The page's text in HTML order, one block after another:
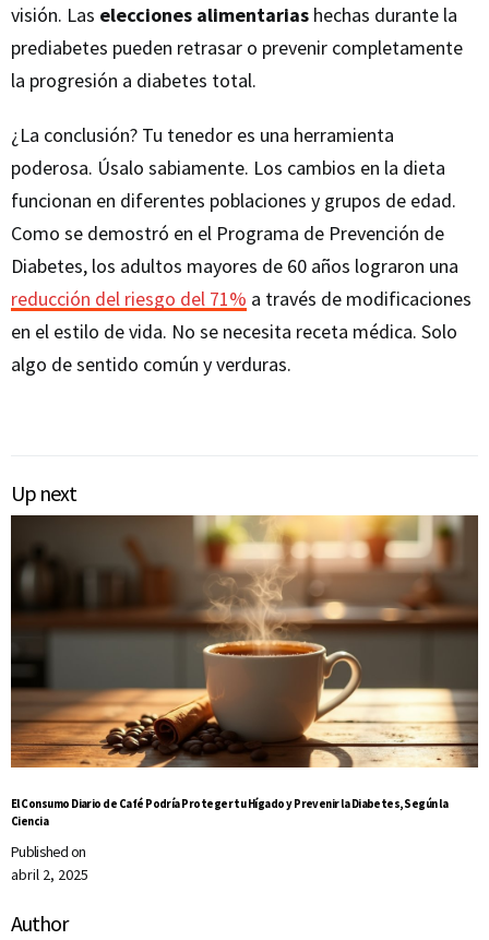
Up next
El Consumo Diario de Café Podría Proteger tu Hígado y Prevenir la Diabetes, Según la
Ciencia
Published on
abril 2, 2025
Author
visión. Las elecciones alimentarias hechas durante la
prediabetes pueden retrasar o prevenir completamente
la progresión a diabetes total.
¿La conclusión? Tu tenedor es una herramienta
poderosa. Úsalo sabiamente. Los cambios en la dieta
funcionan en diferentes poblaciones y grupos de edad.
Como se demostró en el Programa de Prevención de
Diabetes, los adultos mayores de 60 años lograron una
reducción del riesgo del 71% a través de modificaciones
en el estilo de vida. No se necesita receta médica. Solo
algo de sentido común y verduras.